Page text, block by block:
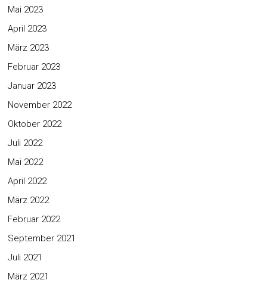
Mai 2023
April 2023
März 2023
Februar 2023
Januar 2023
November 2022
Oktober 2022
Juli 2022
Mai 2022
April 2022
März 2022
Februar 2022
September 2021
Juli 2021
März 2021